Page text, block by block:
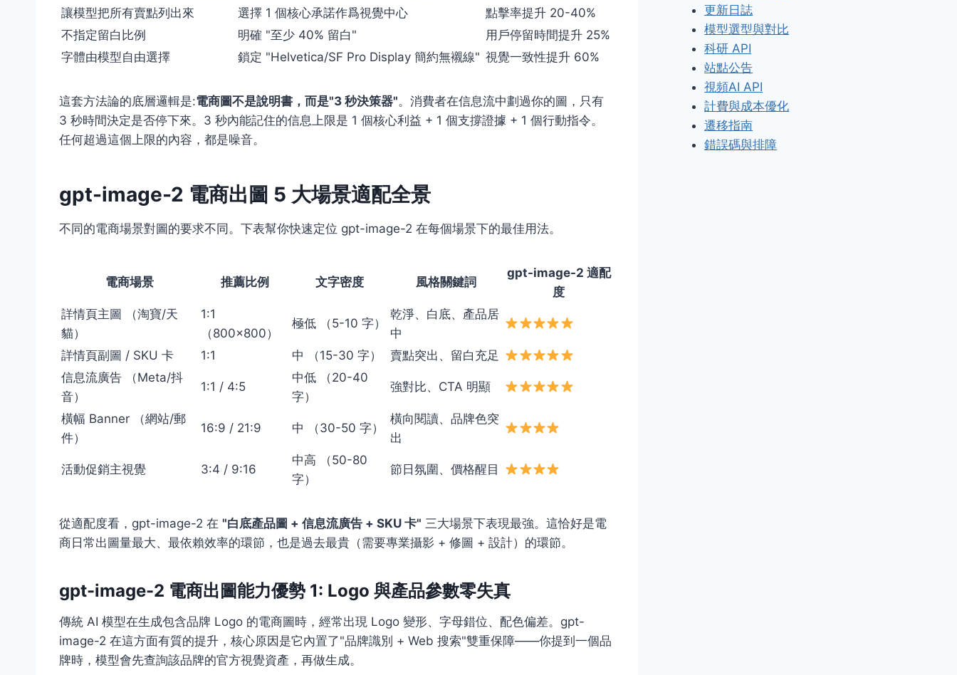
讓模型把所有賣點列出來
選擇 1 個核心承諾作爲視覺中心
點擊率提升 20-40%
不指定留白比例
明確 "至少 40% 留白"
用戶停留時間提升 25%
字體由模型自由選擇
鎖定 "Helvetica/SF Pro Display 簡約無襯線" 視覺一致性提升 60%
這套方法論的底層邏輯是:電商圖不是說明書，而是"3 秒決策器"。消費者在信息流中劃過你的圖，只有
3 秒時間決定是否停下來。3 秒內能記住的信息上限是 1 個核心利益 + 1 個支撐證據 + 1 個行動指令。
任何超過這個上限的內容，都是噪音。
gpt-image-2 電商出圖 5 大場景適配全景
不同的電商場景對圖的要求不同。下表幫你快速定位 gpt-image-2 在每個場景下的最佳用法。
電商場景 推薦比例 文字密度 風格關鍵詞
gpt-image-2 適配
度
詳情頁主圖 （淘寶/天
貓）
1:1
（800×800）
極低 （5-10 字）
乾淨、白底、產品居
中
詳情頁副圖 / SKU 卡
1:1 中 （15-30 字）
賣點突出、留白充足
信息流廣告 （Meta/抖
音）
1:1 / 4:5
中低 （20-40
字）
強對比、CTA 明顯
橫幅 Banner （網站/郵
件）
16:9 / 21:9 中 （30-50 字）
橫向閱讀、品牌色突
出
活動促銷主視覺 3:4 / 9:16
中高 （50-80
字）
節日氛圍、價格醒目
從適配度看，gpt-image-2 在 "白底產品圖 + 信息流廣告 + SKU 卡" 三大場景下表現最強。這恰好是電
商日常出圖量最大、最依賴效率的環節，也是過去最貴（需要專業攝影 + 修圖 + 設計）的環節。
gpt-image-2 電商出圖能力優勢 1: Logo 與產品參數零失真
傳統 AI 模型在生成包含品牌 Logo 的電商圖時，經常出現 Logo 變形、字母錯位、配色偏差。gpt-
image-2 在這方面有質的提升，核心原因是它內置了"品牌識別 + Web 搜索"雙重保障——你提到一個品
牌時，模型會先查詢該品牌的官方視覺資產，再做生成。
更新日誌
模型選型與對比
科研 API
站點公告
視頻AI API
計費與成本優化
遷移指南
錯誤碼與排障